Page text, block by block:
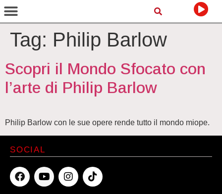
Tag: Philip Barlow
Scopri il Mondo Sfocato con
l’arte di Philip Barlow
Philip Barlow con le sue opere rende tutto il mondo miope.
SOCIAL